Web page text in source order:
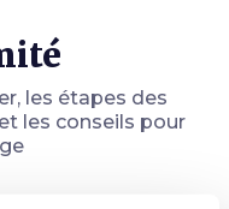
les étapes des
les conseils pour